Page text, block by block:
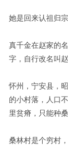
她是回来认祖归宗
真千金在赵家的
字，自行改名叫
怀州，宁安县，
的小村落，人口
里贫瘠，只能种
桑林村是个穷村